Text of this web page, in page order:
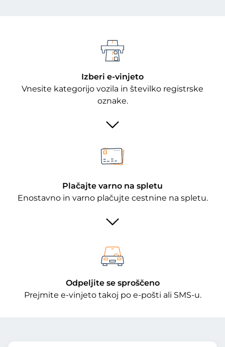
Izberi e-vinjeto
Vnesite kategorijo vozila in številko registrske
oznake.
Plačajte varno na spletu
Enostavno in varno plačujte cestnine na spletu.
Odpeljite se sproščeno
Prejmite e-vinjeto takoj po e-pošti ali SMS-u.